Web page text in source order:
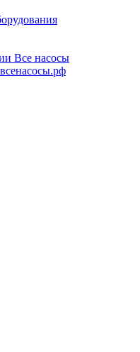
Все насосы